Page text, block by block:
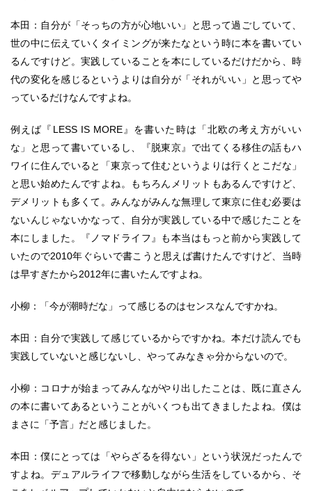
本田：自分が「そっちの方が心地いい」と思って過ごしていて、
世の中に伝えていくタイミングが来たなという時に本を書いてい
るんですけど。実践していることを本にしているだけだから、時
代の変化を感じるというよりは自分が「それがいい」と思ってや
っているだけなんですよね。
例えば『LESS IS MORE』を書いた時は「北欧の考え方がいい
な」と思って書いているし、『脱東京』で出てくる移住の話もハ
ワイに住んでいると「東京って住むというよりは行くとこだな」
と思い始めたんですよね。もちろんメリットもあるんですけど、
デメリットも多くて。みんながみんな無理して東京に住む必要は
ないんじゃないかなって、自分が実践している中で感じたことを
本にしました。『ノマドライフ』も本当はもっと前から実践して
いたので2010年ぐらいで書こうと思えば書けたんですけど、当時
は早すぎたから2012年に書いたんですよね。
小柳：「今が潮時だな」って感じるのはセンスなんですかね。
本田：自分で実践して感じているからですかね。本だけ読んでも
実践していないと感じないし、やってみなきゃ分からないので。
小柳：コロナが始まってみんながやり出したことは、既に直さん
の本に書いてあるということがいくつも出てきましたよね。僕は
まさに「予言」だと感じました。
本田：僕にとっては「やらざるを得ない」という状況だったんで
すよね。デュアルライフで移動しながら生活をしているから、そ